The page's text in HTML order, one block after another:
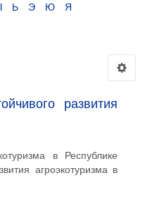
Ь Э Ю
Я
развития
в Республике
агроэкотуризма в